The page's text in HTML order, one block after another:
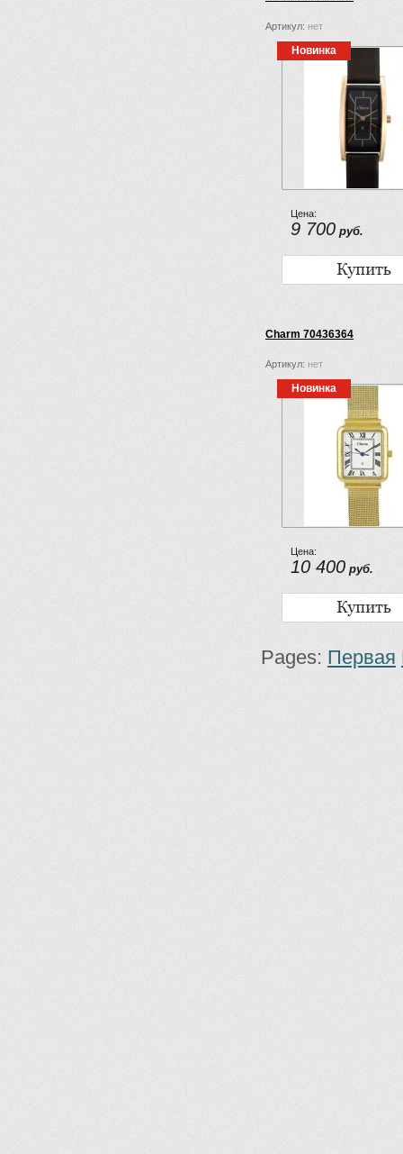
Артикул: нет
Новинка
Цена:
9 700 руб.
Charm 70436364
Артикул: нет
Новинка
Цена:
10 400 руб.
Pages: Первая